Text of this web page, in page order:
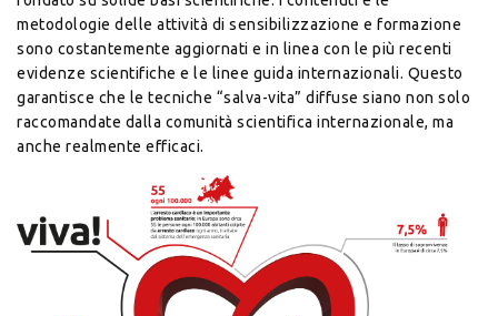
metodologie delle attività di sensibilizzazione e formazione
sono costantemente aggiornati e in linea con le più recenti
evidenze scientifiche e le linee guida internazionali. Questo
garantisce che le tecniche “salva-vita” diffuse siano non solo
raccomandate dalla comunità scientifica internazionale, ma
anche realmente efficaci.